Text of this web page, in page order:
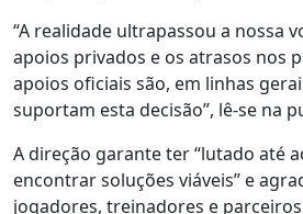
“A realidade ultrapassou a nossa
apoios privados e os atrasos nos
apoios oficiais são, em linhas
suportam esta decisão”, lê-se na
A direção garante ter “lutado até
encontrar soluções viáveis” e
jogadores, treinadores e